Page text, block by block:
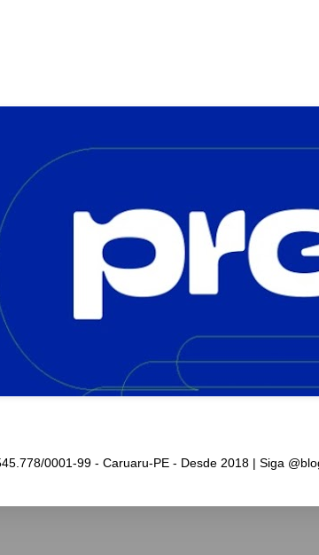
0001-99 - Caruaru-PE - Desde 2018 | Siga